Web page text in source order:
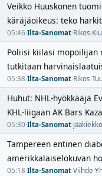
Veikko Huuskonen
käräjäoikeus: teko
05:46·Ilta-Sanomat·Rikos·
Poliisi kiilasi mopoilijan
tutkitaan
05:38·Ilta-Sanomat·Rikos·
Huhut: NHL-hyökkääjä
KHL-liigaan AK Bars
05:30·Ilta-Sanomat·Jääkiekko
Tampereen entinen
amerikkalaiselokuvan
05:18·Ilta-Sanomat·Viihde·